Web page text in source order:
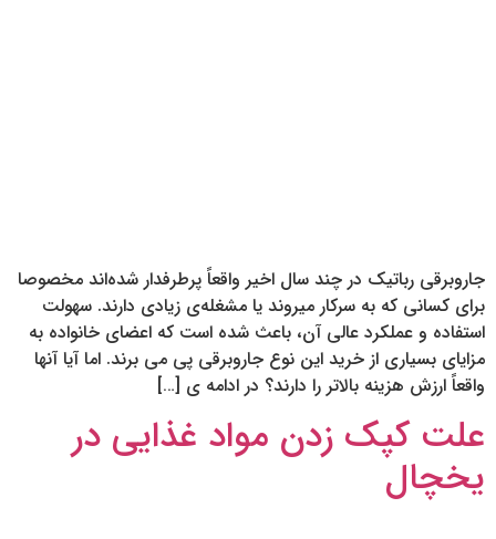
جاروبرقی‌ رباتیک در چند سال اخیر واقعاً پرطرفدار شده‌اند مخصوصا
برای کسانی که به سرکار میروند یا مشغله‌ی زیادی دارند. سهولت
استفاده و عملکرد عالی آن، باعث شده است که اعضای خانواده به
مزایای بسیاری از خرید این نوع جاروبرقی پی می برند. اما آیا آنها
واقعاً ارزش هزینه بالاتر را دارند؟ در ادامه ی […]
علت کپک زدن مواد غذایی در
یخچال